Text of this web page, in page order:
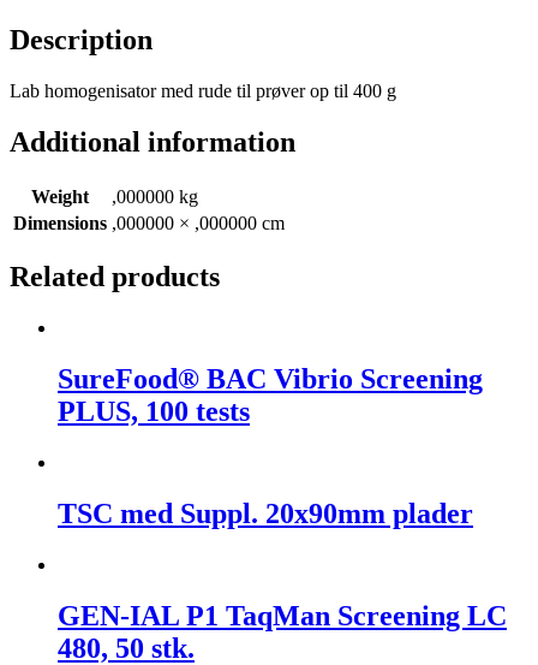
Description
Lab homogenisator med rude til prøver op til 400 g
Additional information
Weight
,000000 kg
Dimensions ,000000 × ,000000 cm
Related products
SureFood® BAC Vibrio Screening
PLUS, 100 tests
TSC med Suppl. 20x90mm plader
GEN-IAL P1 TaqMan Screening LC
480, 50 stk.